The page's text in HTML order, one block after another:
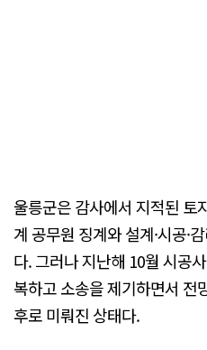
울릉군은 감사에서 지적된 토
계 공무원 징계와 설계·시공·
다. 그러나 지난해 10월 시공
복하고 소송을 제기하면서 전
후로 미뤄진 상태다.